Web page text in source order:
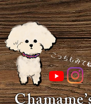
こっちもみて